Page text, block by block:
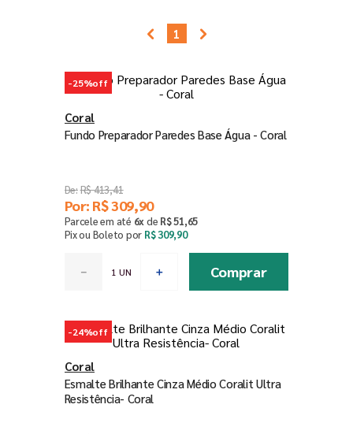
1
-25%off
Coral
Fundo Preparador Paredes Base Água - Coral
R$413,41
Por: R$309,90
Parcele em até 6xde R$51,65
Pix ou Boleto por R$ 309,90
＋
－ Comprar
-24%off
Coral
Esmalte Brilhante Cinza Médio Coralit Ultra
Resistência- Coral
10